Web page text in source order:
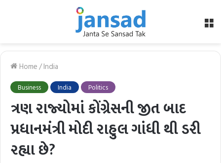
Home/India
Business India Politics
ત્રણ રાજ્યોમાં કોંગ્રેસની જીત બાદ
પ્રધાનમંત્રી મોદી રાહુલ ગાંધી થી ડરી
રહ્યા છે?